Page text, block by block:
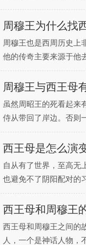
其次是西王母陨铜，无
周穆王为什么找
周穆王也是西周历史上
他的传奇主要来源于他
讨论。那么，周穆王和
周穆王与西王母
虽然周昭王的死看起来
侍从带回了岸边。否则
位。周穆王可以说是历
西王母是怎么演
自从有了世界，至高无
也避免不了阴阳配对的
生生的指定伏羲为女娲
西王母和周穆王
西王母和周穆王之间的
人，一个是神话人物，